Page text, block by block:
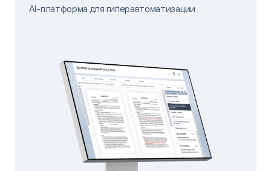
AI-платформа для гиперавтоматизации